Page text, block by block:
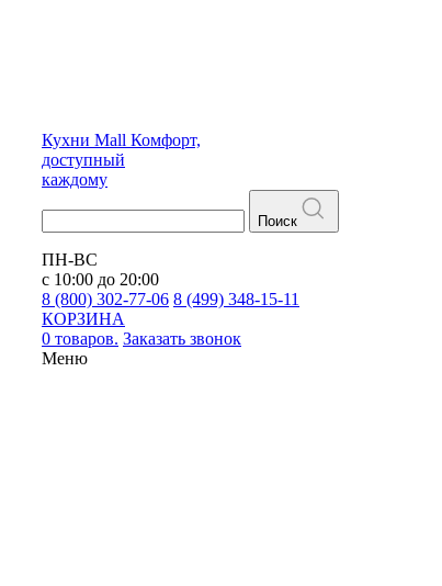
Кухни Mall Комфорт,
доступный
каждому
Поиск
ПН-ВС
с 10:00 до 20:00
8 (800) 302-77-06 8 (499) 348-15-11
КОРЗИНА
0 товаров. Заказать звонок
Меню